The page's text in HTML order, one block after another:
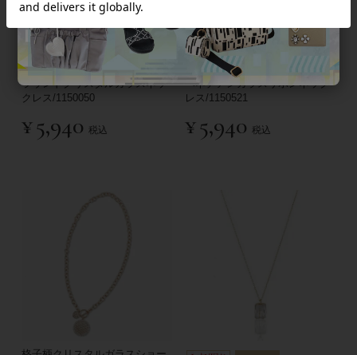
ラウンドクリスタルガラスネッ
クレス/1150050
¥5,940 税込
ベネチアンガラスリボンネック
レス/1150521
¥5,940 税込